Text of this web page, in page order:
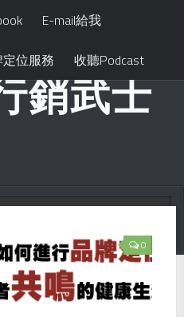
E-mail給我
位服務 收聽Podcast
銷武士
0